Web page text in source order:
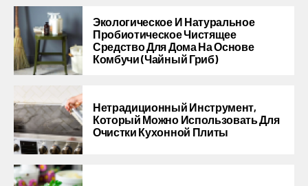
Экологическое И Натуральное
Пробиотическое Чистящее
Средство Для Дома На Основе
Комбучи (чайный Гриб)
Нетрадиционный Инструмент,
Который Можно Использовать Для
Очистки Кухонной Плиты